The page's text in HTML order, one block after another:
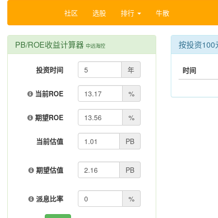
社区 选股 排行 牛散
PB/ROE收益计算器 中远海控
投资时间 年
当前ROE %
期望ROE %
当前估值 PB
期望估值 PB
派息比率 %
按投资100
时间